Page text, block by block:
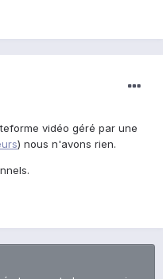
vidéo géré par une
) nous n'avons rien.